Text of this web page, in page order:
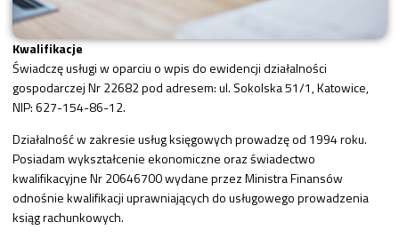
Kwalifikacje
Świadczę usługi w oparciu o wpis do ewidencji działalności
gospodarczej Nr 22682 pod adresem: ul. Sokolska 51/1, Katowice,
NIP: 627-154-86-12.
Działalność w zakresie usług księgowych prowadzę od 1994 roku.
Posiadam wykształcenie ekonomiczne oraz świadectwo
kwalifikacyjne Nr 20646700 wydane przez Ministra Finansów
odnośnie kwalifikacji uprawniających do usługowego prowadzenia
ksiąg rachunkowych.